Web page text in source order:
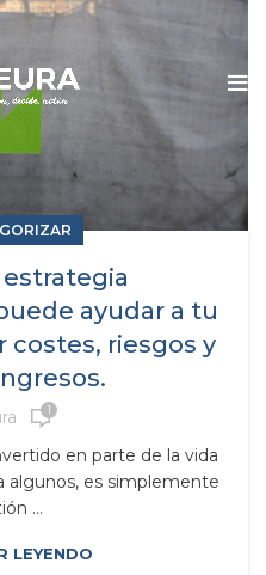
ayudar a tu
costes, riesgos y
1
en parte de la vida
algunos, es simplemente
...
LEYENDO